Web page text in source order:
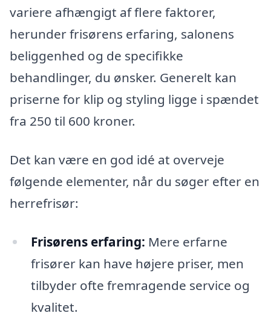
variere afhængigt af flere faktorer,
herunder frisørens erfaring, salonens
beliggenhed og de specifikke
behandlinger, du ønsker. Generelt kan
priserne for klip og styling ligge i spændet
fra 250 til 600 kroner.
Det kan være en god idé at overveje
følgende elementer, når du søger efter en
herrefrisør:
Frisørens erfaring: Mere erfarne
frisører kan have højere priser, men
tilbyder ofte fremragende service og
kvalitet.